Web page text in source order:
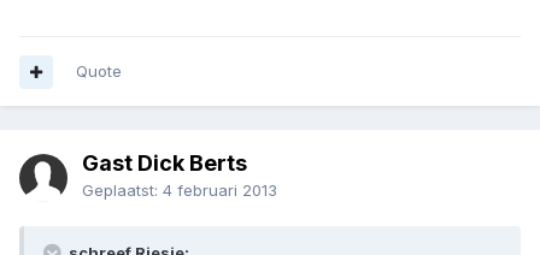
Quote
Gast Dick Berts
Geplaatst: 4 februari 2013